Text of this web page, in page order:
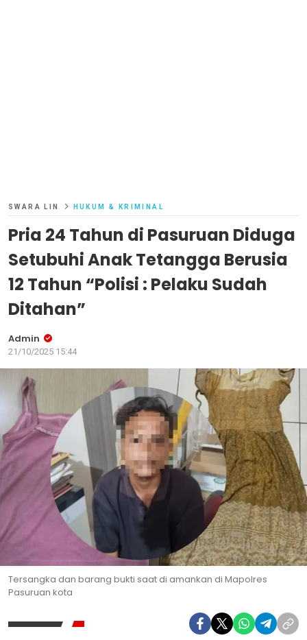
SWARA LIN HUKUM & KRIMINAL
Pria 24 Tahun di Pasuruan Diduga
Setubuhi Anak Tetangga Berusia
12 Tahun “Polisi : Pelaku Sudah
Ditahan”
Admin
21/10/2025 15:44
Tersangka dan barang bukti saat di amankan di Mapolres
Pasuruan kota